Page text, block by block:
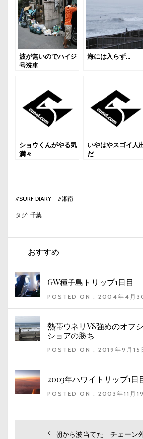
波が無いのでハイジ
号洗車
海には入らず…
ショウくんがやる気
満々
いやはやスゴイ人
だ
#SURF DIARY #湘南
タグ: 千葉
おすすめ
GW種子島トリップ1日目
POSTED ON : 2004年4月
熱帯ウネリVS強めのオフ
ショアの勝ち
POSTED ON : 2019年9月15
2003年ハワイトリップ1日
POSTED ON : 2003年11月19
過
朝から波当てた！チェーン